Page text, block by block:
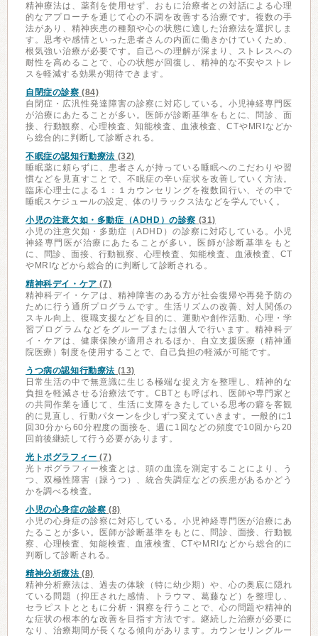
精神療法は、薬剤を使用せず、おもに治療者との対話による心理
的なアプローチを通じて心の不調を改善する治療です。複数の手
法があり、精神疾患の種類や心の状態に適した治療法を選択しま
す。思考や感情といった患者さんの内面に働きかけていくため、
根気強い治療が必要です。自己への理解が深まり、ストレスへの
耐性を高めることで、心の状態が回復し、精神的な不安やストレ
スを軽減する効果が期待できます。
自閉症の診察 (84)
自閉症・広汎性発達障害の診察に対応している。小児神経専門医
が治療にあたることが多い。医師が診断基準をもとに、問診、面
接、行動観察、心理検査、知能検査、血液検査、CTやMRIなどか
ら総合的に判断して診断される。
不眠症の認知行動療法 (32)
睡眠薬に頼らずに、患者さんが持っている睡眠へのこだわりや習
慣などを見直すことで、不眠症の辛い症状を改善していく方法。
臨床心理士による１：１カウンセリングを複数回行い、その中で
睡眠スケジュールの設定、体のリラックス法などを学んでいく。
小児の注意欠如・多動症（ADHD）の診察 (31)
小児の注意欠如・多動症（ADHD）の診察に対応している。小児
神経専門医が治療にあたることが多い。医師が診断基準をもと
に、問診、面接、行動観察、心理検査、知能検査、血液検査、CT
やMRIなどから総合的に判断して診断される。
精神科デイ・ケア (7)
精神科デイ・ケアは、精神障害のある方が社会復帰や再発予防の
ために行う通所プログラムです。生活リズムの改善、対人関係の
スキル向上、復職支援などを目的に、運動や創作活動、心理・学
習プログラムなどをグループまたは個人で行います。精神科デ
イ・ケアは、健康保険が適用されるほか、自立支援医療（精神通
院医療）制度を使用することで、自己負担の軽減が可能です。
うつ病の認知行動療法 (13)
日常生活の中で無意識に生じる極端な捉え方を整理し、精神的な
負担を軽減させる治療法です。CBTとも呼ばれ、医師や専門家と
の共同作業を通じて、生活に支障をきたしている思考の癖を客観
的に見直し、行動パターンを少しずつ変えていきます。一般的に1
回30分から60分程度の面接を、週に1回などの頻度で10回から20
回前後継続して行う必要があります。
光トポグラフィー (7)
光トポグラフィー検査とは、頭の血流を測定することにより、う
つ、双極性障害（躁うつ）、統合失調症などの疾患があるかどう
かを調べる検査。
小児の心身症の診察 (8)
小児の心身症の診察に対応している。小児神経専門医が治療にあ
たることが多い。医師が診断基準をもとに、問診、面接、行動観
察、心理検査、知能検査、血液検査、CTやMRIなどから総合的に
判断して診断される。
精神分析療法 (8)
精神分析療法は、過去の体験（特に幼少期）や、心の奥底に隠れ
ている問題（抑圧された感情、トラウマ、葛藤など）を整理し、
セラピストとともに分析・洞察を行うことで、心の問題や精神的
な症状の根本的な改善を目指す方法です。継続した治療が必要に
なり、治療期間が長くなる傾向があります。カウンセリングルー